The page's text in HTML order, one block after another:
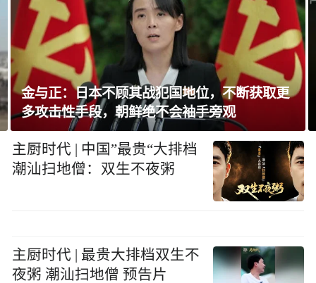
金与正：日本不顾其战犯国地位，不断获取更
多攻击性手段，朝鲜绝不会袖手旁观
主厨时代 | 中国”最贵“大排档
潮汕扫地僧：双生不夜粥
主厨时代 | 最贵大排档双生不
夜粥 潮汕扫地僧 预告片